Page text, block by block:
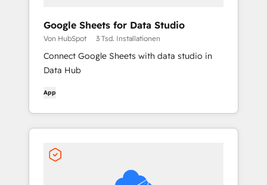
Google Sheets for Data Studio
Von HubSpot 3 Tsd. Installationen
Connect Google Sheets with data studio in
Data Hub
App